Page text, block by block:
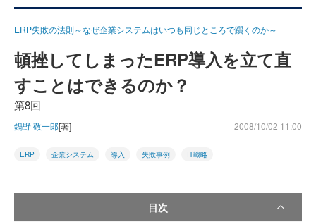
ERP失敗の法則～なぜ企業システムはいつも同じところで躓くのか～
頓挫してしまったERP導入を立て直
すことはできるのか？
第8回
鍋野 敬一郎[著] 2008/10/02 11:00
ERP 企業システム 導入 失敗事例 IT戦略
目次